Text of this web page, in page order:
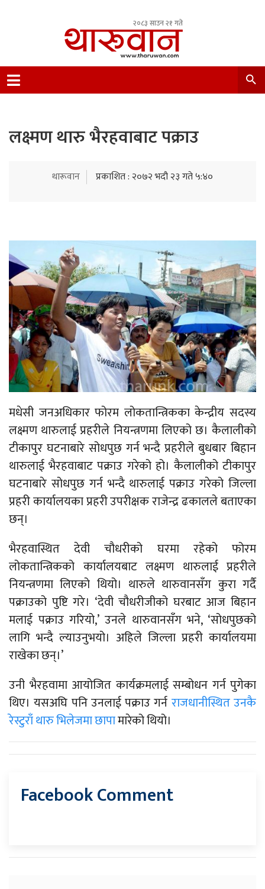
२०८३ साउन २१ गते
Nepal.
लक्ष्मण थारु भैरहवाबाट पक्राउ
थारूवान प्रकाशित : २०७२ भदौ २३ गते ५:४०
मधेसी जनअधिकार फोरम लोकतान्त्रिकका केन्द्रीय सदस्य
लक्ष्मण थारुलाई प्रहरीले नियन्त्रणमा लिएको छ। कैलालीको
टीकापुर घटनाबारे सोधपुछ गर्न भन्दै प्रहरीले बुधबार बिहान
थारुलाई भैरहवाबाट पक्राउ गरेको हो। कैलालीको टीकापुर
घटनाबारे सोधपुछ गर्न भन्दै थारुलाई पक्राउ गरेको जिल्ला
प्रहरी कार्यालयका प्रहरी उपरीक्षक राजेन्द्र ढकालले बताएका
छन्।
भैरहवास्थित देवी चौधरीको घरमा रहेको फोरम
लोकतान्त्रिकको कार्यालयबाट लक्ष्मण थारुलाई प्रहरीले
नियन्त्रणमा लिएको थियो। थारुले थारुवानसँग कुरा गर्दै
पक्राउको पुष्टि गरे। ‘देवी चौधरीजीको घरबाट आज बिहान
मलाई पक्राउ गरियो,’ उनले थारुवानसँग भने, ‘सोधपुछको
लागि भन्दै ल्याउनुभयो। अहिले जिल्ला प्रहरी कार्यालयमा
राखेका छन्।’
उनी भैरहवामा आयोजित कार्यक्रमलाई सम्बोधन गर्न पुगेका
थिए। यसअघि पनि उनलाई पक्राउ गर्न राजधानीस्थित उनकै
रेस्टुराँ थारु भिलेजमा छापामारेको थियो।
Facebook Comment